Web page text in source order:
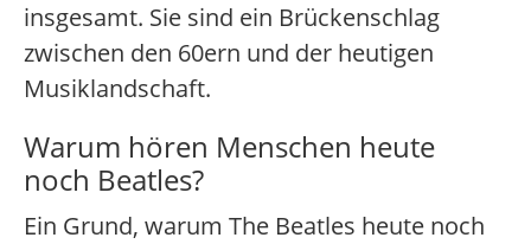
insgesamt. Sie sind ein Brückenschlag
zwischen den 60ern und der heutigen
Musiklandschaft.
Warum hören Menschen heute
noch Beatles?
Ein Grund, warum The Beatles heute noch